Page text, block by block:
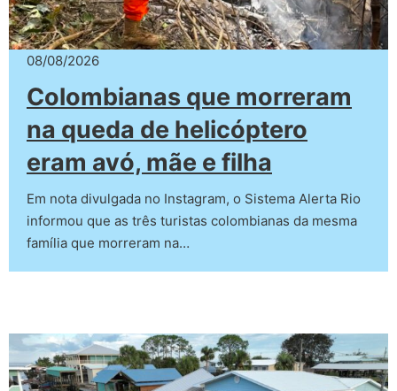
08/08/2026
Colombianas que morreram
na queda de helicóptero
eram avó, mãe e filha
Em nota divulgada no Instagram, o Sistema Alerta Rio
informou que as três turistas colombianas da mesma
família que morreram na…